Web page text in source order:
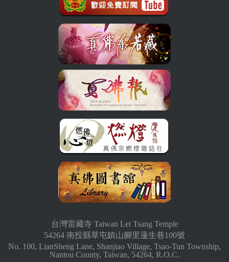
台灣雷藏寺 Taiwan Lei Tsang Temple
54264 南投縣草屯鎮山腳里蓮生巷100號
No. 100, LianSheng Lane, Shanjiao Village, Tsao-Tun Township,
Nantou County, Taiwan, 54264, R.O.C.